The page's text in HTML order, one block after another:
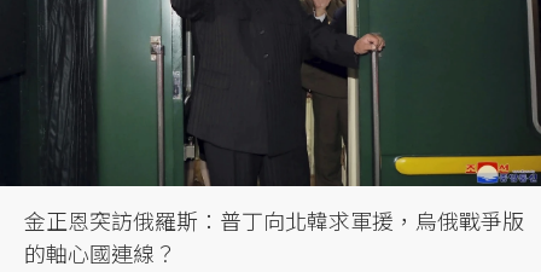
金正恩突訪俄羅斯：普丁向北韓求軍援，烏俄戰爭版
的軸心國連線？